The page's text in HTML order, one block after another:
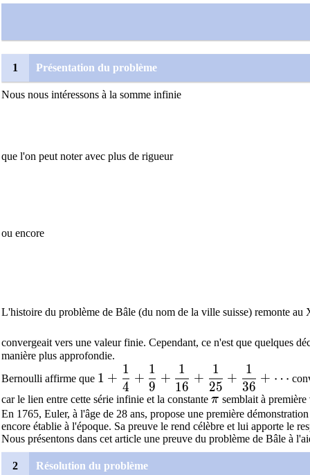
1 Présentation du problème
Nous nous intéressons à la somme infinie
que l'on peut noter avec plus de rigueur
ou encore
L'histoire du problème de Bâle (du nom de la ville suisse) remonte au
convergeait vers une valeur finie. Cependant, ce n'est que quelques
manière plus approfondie.
Bernoulli affirme que 1 +
4
1
+
9
1
+
16
1
+
25
1
+
36
1
+ ⋯
car le lien entre cette série infinie et la constante \pi
π semblait à
En 1765, Euler, à l'âge de 28 ans, propose une première
encore établie à l'époque. Sa preuve le rend célèbre et lui apporte le
Nous présentons dans cet article une preuve du problème de Bâle à
2 Résolution du problème